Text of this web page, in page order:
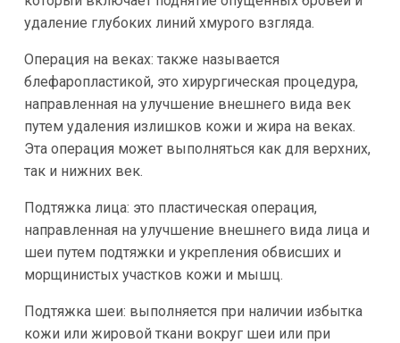
удаление глубоких линий хмурого взгляда.
Операция на веках: также называется
блефаропластикой, это хирургическая процедура,
направленная на улучшение внешнего вида век
путем удаления излишков кожи и жира на веках.
Эта операция может выполняться как для верхних,
так и нижних век.
Подтяжка лица: это пластическая операция,
направленная на улучшение внешнего вида лица и
шеи путем подтяжки и укрепления обвисших и
морщинистых участков кожи и мышц.
Подтяжка шеи: выполняется при наличии избытка
кожи или жировой ткани вокруг шеи или при